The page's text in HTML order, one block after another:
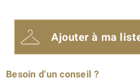
produit en
Lespinces en métal(gainées ou
Personnalisez cecintre bois
Ajouter à ma
Besoin d'un conseil ?